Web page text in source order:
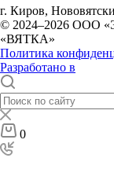
г. Киров,
© 2024–2026
«ВЯТКА»
Политика
Разработано в
0